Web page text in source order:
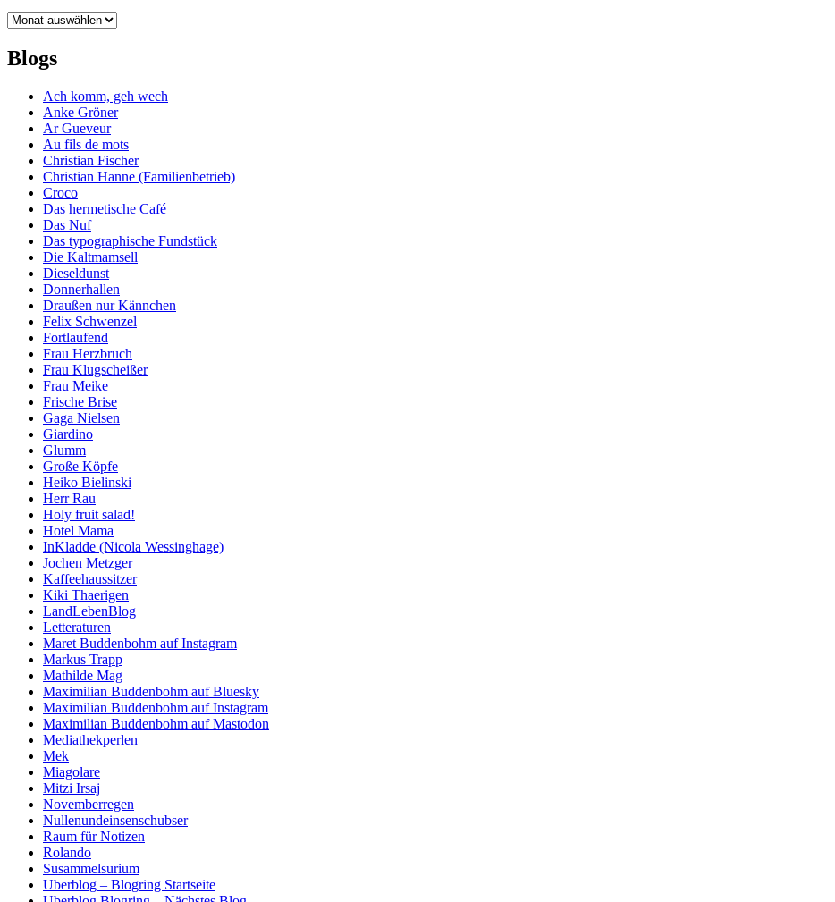
Archiv
Blogs
Ach komm, geh wech
Anke Gröner
Ar Gueveur
Au fils de mots
Christian Fischer
Christian Hanne (Familienbetrieb)
Croco
Das hermetische Café
Das Nuf
Das typographische Fundstück
Die Kaltmamsell
Dieseldunst
Donnerhallen
Draußen nur Kännchen
Felix Schwenzel
Fortlaufend
Frau Herzbruch
Frau Klugscheißer
Frau Meike
Frische Brise
Gaga Nielsen
Giardino
Glumm
Große Köpfe
Heiko Bielinski
Herr Rau
Holy fruit salad!
Hotel Mama
InKladde (Nicola Wessinghage)
Jochen Metzger
Kaffeehaussitzer
Kiki Thaerigen
LandLebenBlog
Letteraturen
Maret Buddenbohm auf Instagram
Markus Trapp
Mathilde Mag
Maximilian Buddenbohm auf Bluesky
Maximilian Buddenbohm auf Instagram
Maximilian Buddenbohm auf Mastodon
Mediathekperlen
Mek
Miagolare
Mitzi Irsaj
Novemberregen
Nullenundeinsenschubser
Raum für Notizen
Rolando
Susammelsurium
Uberblog – Blogring Startseite